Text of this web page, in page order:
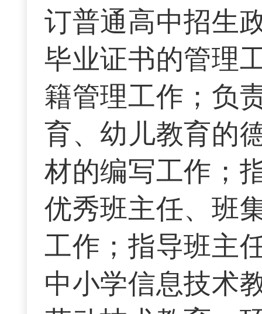
订普通高中招生
毕业证书的管理
籍管理工作；负
育、幼儿教育的
材的编写工作；
优秀班主任、班
工作；指导班主
中小学信息技术